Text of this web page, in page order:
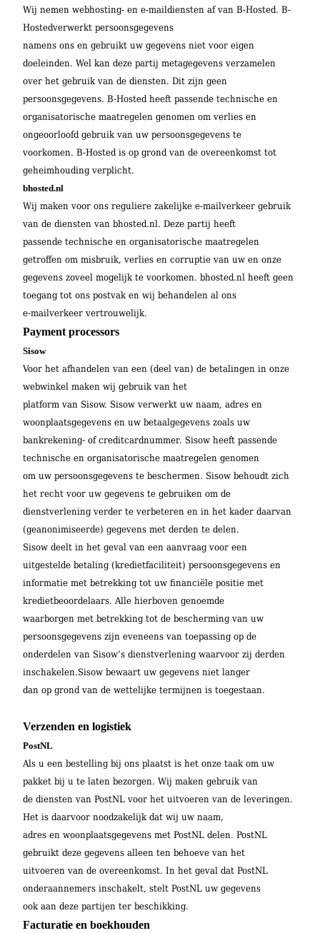
Wij nemen webhosting- en e-maildiensten af van B-Hosted. B-
Hostedverwerkt persoonsgegevens
namens ons en gebruikt uw gegevens niet voor eigen
doeleinden. Wel kan deze partij metagegevens verzamelen
over het gebruik van de diensten. Dit zijn geen
persoonsgegevens. B-Hosted heeft passende technische en
organisatorische maatregelen genomen om verlies en
ongeoorloofd gebruik van uw persoonsgegevens te
voorkomen. B-Hosted is op grond van de overeenkomst tot
geheimhouding verplicht.
bhosted.nl
Wij maken voor ons reguliere zakelijke e-mailverkeer gebruik
van de diensten van bhosted.nl. Deze partij heeft
passende technische en organisatorische maatregelen
getroffen om misbruik, verlies en corruptie van uw en onze
gegevens zoveel mogelijk te voorkomen. bhosted.nl heeft geen
toegang tot ons postvak en wij behandelen al ons
e-mailverkeer vertrouwelijk.
Payment processors
Sisow
Voor het afhandelen van een (deel van) de betalingen in onze
webwinkel maken wij gebruik van het
platform van Sisow. Sisow verwerkt uw naam, adres en
woonplaatsgegevens en uw betaalgegevens zoals uw
bankrekening- of creditcardnummer. Sisow heeft passende
technische en organisatorische maatregelen genomen
om uw persoonsgegevens te beschermen. Sisow behoudt zich
het recht voor uw gegevens te gebruiken om de
dienstverlening verder te verbeteren en in het kader daarvan
(geanonimiseerde) gegevens met derden te delen.
Sisow deelt in het geval van een aanvraag voor een
uitgestelde betaling (kredietfaciliteit) persoonsgegevens en
informatie met betrekking tot uw financiële positie met
kredietbeoordelaars. Alle hierboven genoemde
waarborgen met betrekking tot de bescherming van uw
persoonsgegevens zijn eveneens van toepassing op de
onderdelen van Sisow’s dienstverlening waarvoor zij derden
inschakelen.Sisow bewaart uw gegevens niet langer
dan op grond van de wettelijke termijnen is toegestaan.
Verzenden en logistiek
PostNL
Als u een bestelling bij ons plaatst is het onze taak om uw
pakket bij u te laten bezorgen. Wij maken gebruik van
de diensten van PostNL voor het uitvoeren van de leveringen.
Het is daarvoor noodzakelijk dat wij uw naam,
adres en woonplaatsgegevens met PostNL delen. PostNL
gebruikt deze gegevens alleen ten behoeve van het
uitvoeren van de overeenkomst. In het geval dat PostNL
onderaannemers inschakelt, stelt PostNL uw gegevens
ook aan deze partijen ter beschikking.
Facturatie en boekhouden